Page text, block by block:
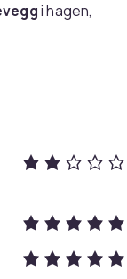
i hagen,
av holdbart
at hender
store utvalget
motorisk
perfekte
klatrere
mot UV-
og utendørs,